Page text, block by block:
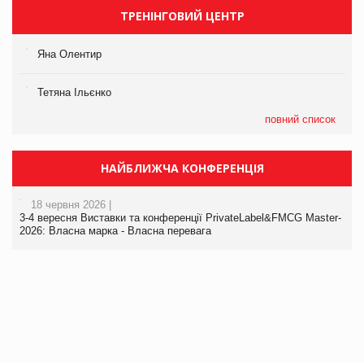
ТРЕНІНГОВИЙ ЦЕНТР
Яна Олентир
Тетяна Ільєнко
повний список
НАЙБЛИЖЧА КОНФЕРЕНЦІЯ
18 червня 2026 |
3-4 вересня Виставки та конференції PrivateLabel&FMCG Master-
2026: Власна марка - Власна перевага